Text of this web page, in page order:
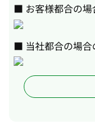
■ お客様都合の場
■ 当社都合の場合